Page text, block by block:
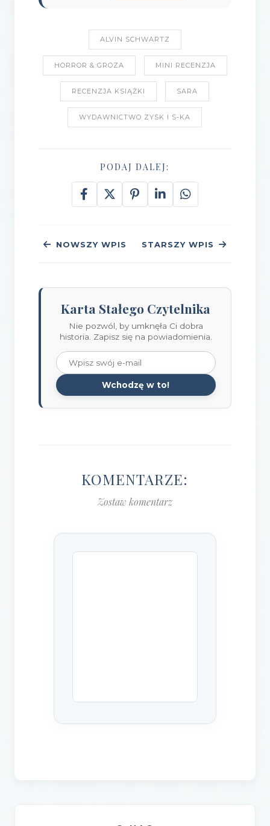
ALVIN SCHWARTZ
HORROR & GROZA MINI RECENZJA
RECENZJA KSIĄŻKI SARA
WYDAWNICTWO ZYSK I S-KA
PODAJ DALEJ:
NOWSZY WPIS STARSZY WPIS
Karta Stałego Czytelnika
Nie pozwól, by umknęła Ci dobra
historia. Zapisz się na powiadomienia.
Wchodzę w to!
KOMENTARZE:
Zostaw komentarz